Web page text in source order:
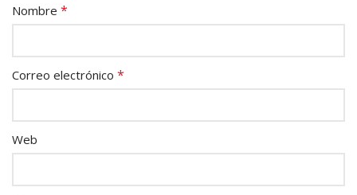
Nombre *
Correo electrónico *
Web